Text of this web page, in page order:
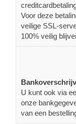
Voor deze
veilige SSL-
100% veilig
U kunt ook via
onze
van een